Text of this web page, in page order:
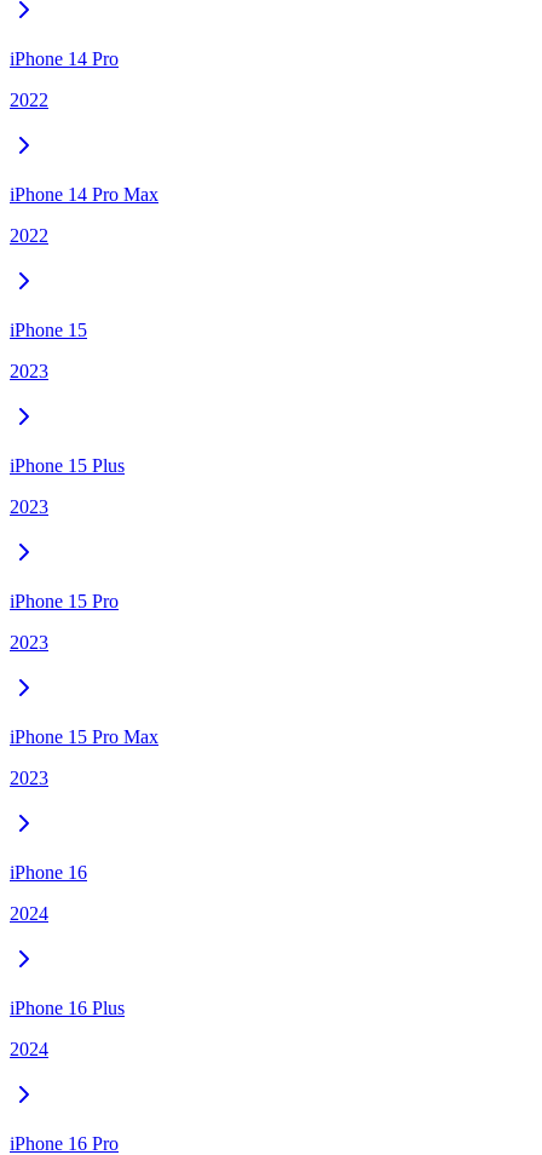
iPhone 14 Pro
2022
iPhone 14 Pro Max
2022
iPhone 15
2023
iPhone 15 Plus
2023
iPhone 15 Pro
2023
iPhone 15 Pro Max
2023
iPhone 16
2024
iPhone 16 Plus
2024
iPhone 16 Pro